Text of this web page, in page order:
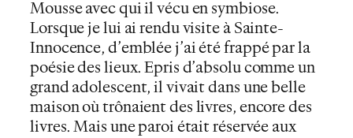
Mousse avec qui il vécu en symbiose.
Lorsque je lui ai rendu visite à Sainte-
Innocence, d’emblée j’ai été frappé par la
poésie des lieux. Epris d’absolu comme un
grand adolescent, il vivait dans une belle
maison où trônaient des livres, encore des
livres. Mais une paroi était réservée aux